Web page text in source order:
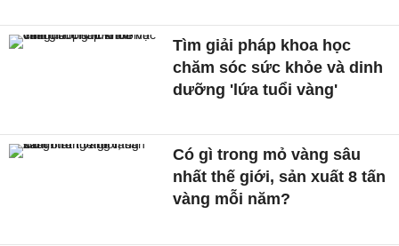
Tìm giải pháp khoa học
chăm sóc sức khỏe và dinh
dưỡng 'lứa tuổi vàng'
Có gì trong mỏ vàng sâu
nhất thế giới, sản xuất 8 tấn
vàng mỗi năm?